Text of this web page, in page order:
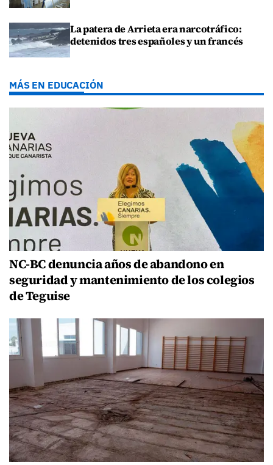
La patera de Arrieta era narcotráfico:
detenidos tres españoles y un francés
MÁS EN EDUCACIÓN
NC-BC denuncia años de abandono en
seguridad y mantenimiento de los colegios
de Teguise